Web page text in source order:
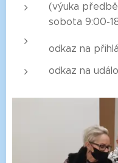
(výuka
sobota 9:00-
odkaz na
odkaz na